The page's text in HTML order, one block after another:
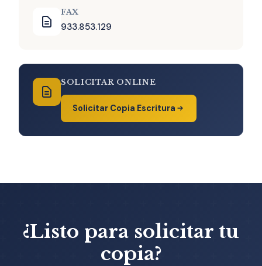
FAX
933.853.129
SOLICITAR ONLINE
Solicitar Copia Escritura
¿Listo para solicitar tu
copia?